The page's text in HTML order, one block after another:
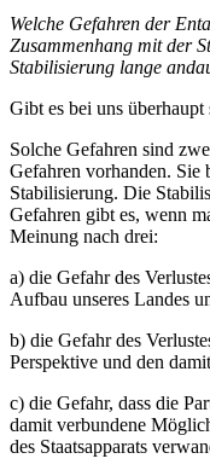
Welche Gefahren der
Zusammenhang mit der
Stabilisierung lange
Gibt es bei uns überhaupt
Solche Gefahren sind
Gefahren vorhanden. Sie
Stabilisierung. Die
Gefahren gibt es, wenn
Meinung nach drei:
a) die Gefahr des
Aufbau unseres Landes
b) die Gefahr des
Perspektive und den
c) die Gefahr, dass die
damit verbundene
des Staatsapparats